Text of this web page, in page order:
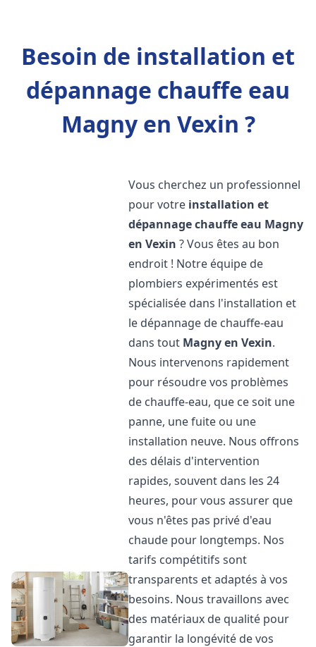
Besoin de installation et
dépannage chauffe eau
Magny en Vexin ?
Vous cherchez un professionnel
pour votre installation et
dépannage chauffe eau Magny
en Vexin ? Vous êtes au bon
endroit ! Notre équipe de
plombiers expérimentés est
spécialisée dans l'installation et
le dépannage de chauffe-eau
dans tout Magny en Vexin.
Nous intervenons rapidement
pour résoudre vos problèmes
de chauffe-eau, que ce soit une
panne, une fuite ou une
installation neuve. Nous offrons
des délais d'intervention
rapides, souvent dans les 24
heures, pour vous assurer que
vous n'êtes pas privé d'eau
chaude pour longtemps. Nos
tarifs compétitifs sont
transparents et adaptés à vos
besoins. Nous travaillons avec
des matériaux de qualité pour
garantir la longévité de vos